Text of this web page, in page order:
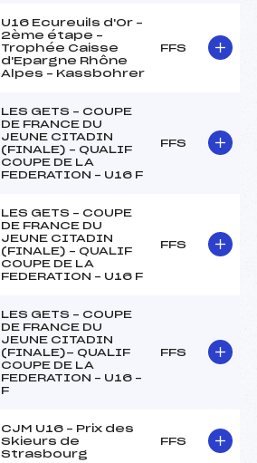
U16 Ecureuils d'Or –
2ème étape –
Trophée Caisse
d'Epargne Rhône
Alpes – Kassbohrer
FFS
LES GETS – COUPE
DE FRANCE DU
JEUNE CITADIN
(FINALE) – QUALIF
COUPE DE LA
FEDERATION – U16 F
FFS
LES GETS – COUPE
DE FRANCE DU
JEUNE CITADIN
(FINALE) – QUALIF
COUPE DE LA
FEDERATION – U16 F
FFS
LES GETS – COUPE
DE FRANCE DU
JEUNE CITADIN
(FINALE)- QUALIF
COUPE DE LA
FEDERATION – U16 –
F
FFS
CJM U16 – Prix des
Skieurs de
Strasbourg
FFS